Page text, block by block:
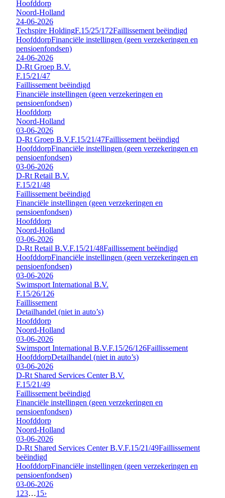
Hoofddorp
Noord-Holland
24-06-2026
Techspire HoldingF.15/25/172Faillissement beëindigd
HoofddorpFinanciële instellingen (geen verzekeringen en
pensioenfondsen)
24-06-2026
D-Rt Groep B.V.
F.15/21/47
Faillissement beëindigd
Financiële instellingen (geen verzekeringen en
pensioenfondsen)
Hoofddorp
Noord-Holland
03-06-2026
D-Rt Groep B.V.F.15/21/47Faillissement beëindigd
HoofddorpFinanciële instellingen (geen verzekeringen en
pensioenfondsen)
03-06-2026
D-Rt Retail B.V.
F.15/21/48
Faillissement beëindigd
Financiële instellingen (geen verzekeringen en
pensioenfondsen)
Hoofddorp
Noord-Holland
03-06-2026
D-Rt Retail B.V.F.15/21/48Faillissement beëindigd
HoofddorpFinanciële instellingen (geen verzekeringen en
pensioenfondsen)
03-06-2026
Swimsport International B.V.
F.15/26/126
Faillissement
Detailhandel (niet in auto’s)
Hoofddorp
Noord-Holland
03-06-2026
Swimsport International B.V.F.15/26/126Faillissement
HoofddorpDetailhandel (niet in auto’s)
03-06-2026
D-Rt Shared Services Center B.V.
F.15/21/49
Faillissement beëindigd
Financiële instellingen (geen verzekeringen en
pensioenfondsen)
Hoofddorp
Noord-Holland
03-06-2026
D-Rt Shared Services Center B.V.F.15/21/49Faillissement
beëindigd
HoofddorpFinanciële instellingen (geen verzekeringen en
pensioenfondsen)
03-06-2026
1 23…15›